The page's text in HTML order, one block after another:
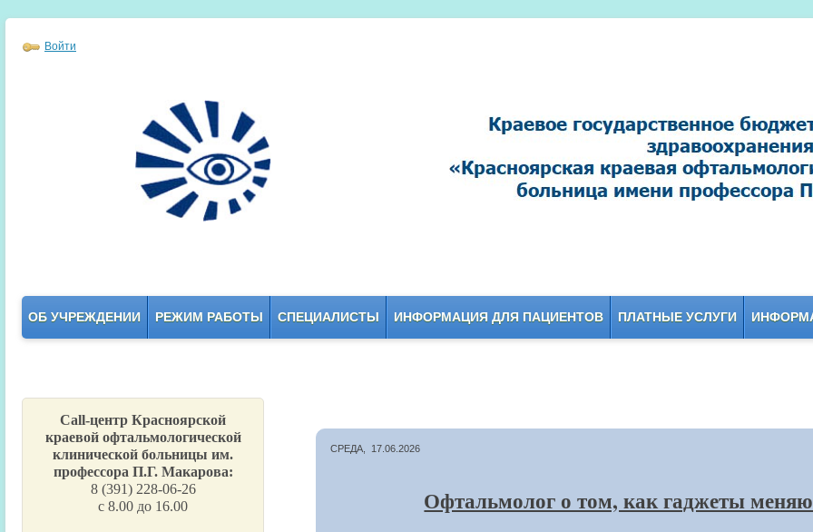
Войти
ОБ УЧРЕЖДЕНИИ РЕЖИМ РАБОТЫ СПЕЦИАЛИСТЫ ИНФОРМАЦИЯ ДЛЯ ПАЦИЕНТОВ ПЛАТНЫЕ УСЛУГИ
Call-центр Красноярской
краевой офтальмологической
клинической больницы им.
профессора П.Г. Макарова:
8 (391) 228-06-26
с 8.00 до 16.00
СРЕДА, 17.06.2026
Офтальмолог о том, как гаджеты